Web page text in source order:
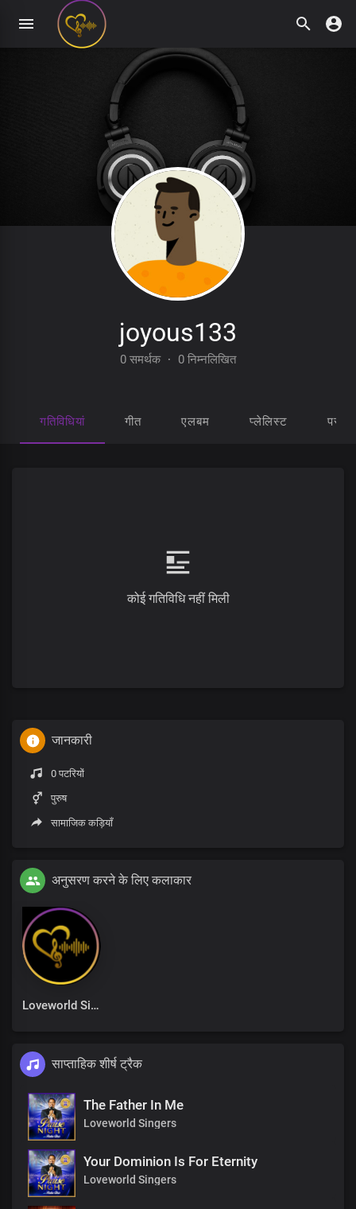
joyous133
0 समर्थक · 0 निम्नलिखित
गतिविधियां गीत एलबम प्लेलिस्ट पसंद
कोई गतिविधि नहीं मिली
जानकारी
0 पटरियों
पुरुष
सामाजिक कड़ियाँ
अनुसरण करने के लिए कलाकार
Loveworld Singers
साप्ताहिक शीर्ष ट्रैक
The Father In Me
Loveworld Singers
Your Dominion Is For Eternity
Loveworld Singers